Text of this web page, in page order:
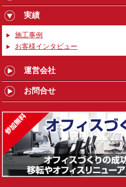
実績
施工事例
お客様インタビュー
運営会社
お問合せ